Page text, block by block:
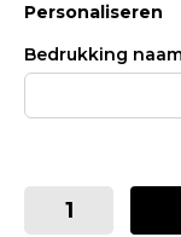
Personaliseren
Bedrukking